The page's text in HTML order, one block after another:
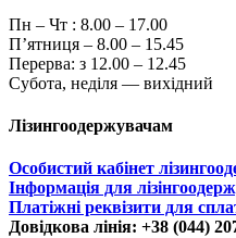
Пн – Чт : 8.00 – 17.00
П’ятниця – 8.00 – 15.45
Перерва: з 12.00 – 12.45
Субота, неділя — вихідний
Лізингоодержувачам
Особистий кабінет
Інформація для
Платіжні реквізити для
Довідкова лінія: +38 (044)